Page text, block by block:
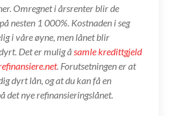
Omregnet i årsrenter blir de
nesten 1 000%. Kostnaden i seg
i våre øyne, men lånet blir
Det er mulig åsamle kredittgjeld
. Forutsetningen er at
dyrt lån, og at du kan få en
det nye refinansieringslånet.